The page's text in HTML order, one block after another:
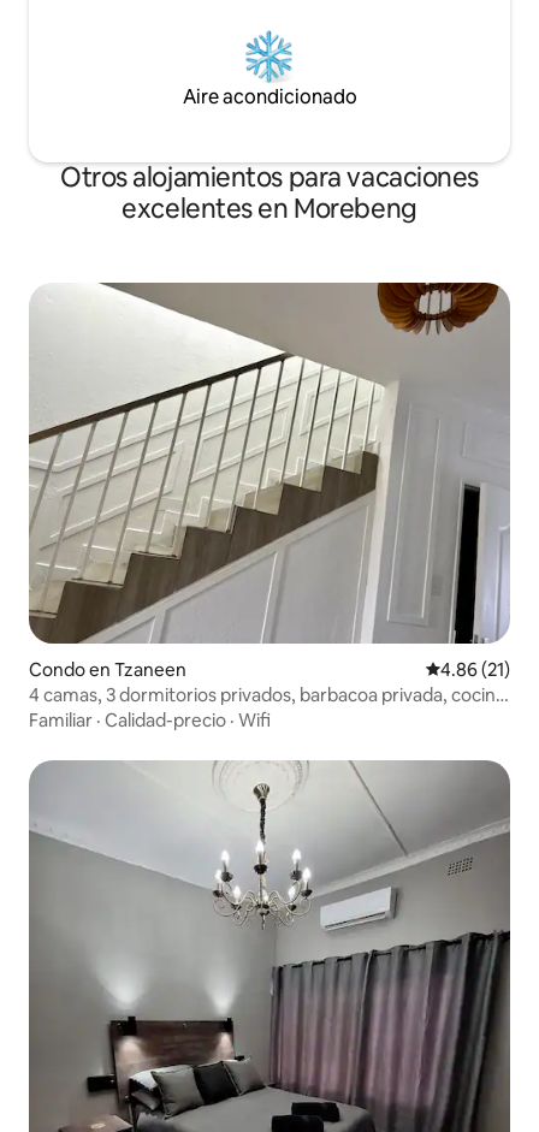
Aire acondicionado
Otros alojamientos para vacaciones
excelentes en Morebeng
Condo en Tzaneen Calificación
4.86 (21)
4 camas, 3 dormitorios privados, barbacoa privada, cocina
completa, ciudad
Familiar · Calidad-precio · Wifi